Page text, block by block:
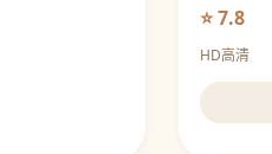
⭐ 7.8
HD高清